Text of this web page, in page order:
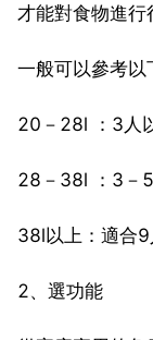
才能對食物進行
一般可以參考以
20－28l ：3人
28－38l ：3－
38l以上：適合9
2、選功能